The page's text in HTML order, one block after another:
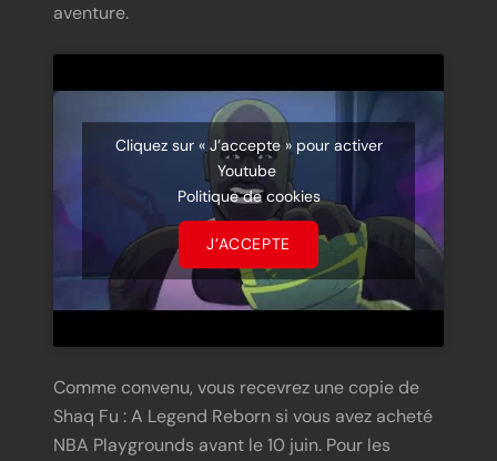
aventure.
Cliquez sur « J’accepte » pour activer
Youtube
Politique de cookies
J’ACCEPTE
Comme convenu, vous recevrez une copie de
Shaq Fu : A Legend Reborn si vous avez acheté
NBA Playgrounds avant le 10 juin. Pour les